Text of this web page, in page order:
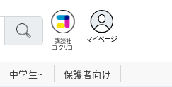
講談社
コクリコ
マイページ
中学生~ 保護者向け